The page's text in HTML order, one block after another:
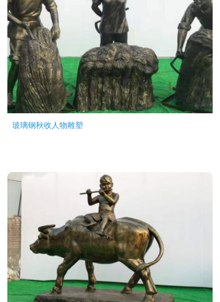
玻璃钢秋收人物雕塑